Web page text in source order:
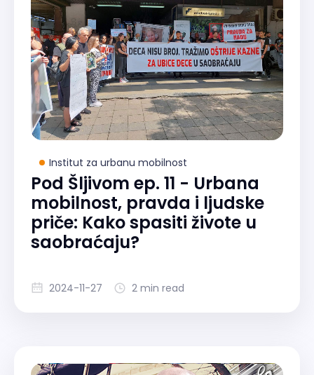
Institut za urbanu mobilnost
Pod Šljivom ep. 11 - Urbana
mobilnost, pravda i ljudske
priče: Kako spasiti živote u
saobraćaju?
2024-11-27 2 min read